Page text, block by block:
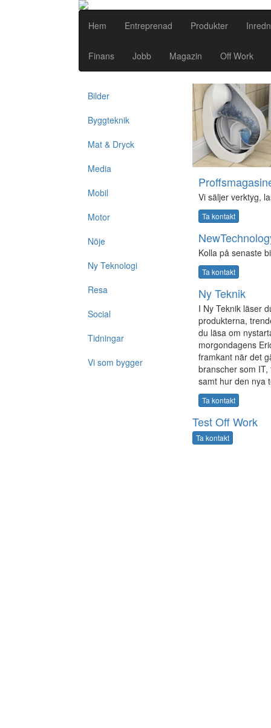
Hem Entreprenad Produkter
Finans Jobb Magazin Off Work
Bilder
Byggteknik
Mat & Dryck
Media
Mobil
Motor
Nöje
Ny Teknologi
Resa
Social
Tidningar
Vi som bygger
Vi säljer verktyg,
Ta kontakt
Kolla på senaste
Ta kontakt
Ny Teknik
I Ny Teknik läser
produkterna,
du läsa om
morgondagens
framkant när det
branscher som
samt hur den nya
Ta kontakt
Test Off Work
Ta kontakt